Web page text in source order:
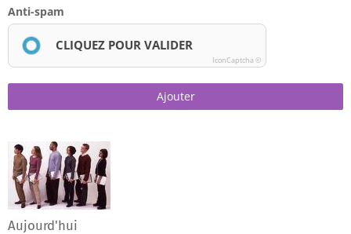
Anti-spam
CLIQUEZ POUR VALIDER
IconCaptcha ©
Ajouter
Aujourd'hui